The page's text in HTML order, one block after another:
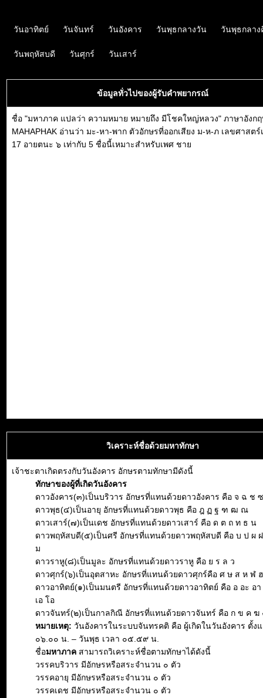
วันอาทิตย์ วันจันทร์ วันอังคาร วันพุธกลางวัน วันพุธกลา
วันพฤหัสบดี วันศุกร์ วันเสาร์
ข้อมูลทั่วไปของผู้รับคำพยากรณ์
ชื่อ "มหาภาค แปลว่า ความหมาย หมายถึง มีโชคใหญ่หลวง" ภาษาอังก
MAHAPHAK อ่านว่า มะ-หา-พาก ตัวอักษรที่ออกเสียง ม-ห-ภ เลขศาสตร์
17 อายตนะ ๖ เท่ากับ 5 ชื่อนี้เหมาะสำหรับเพศ ชาย
วิเคราะห์ชื่อด้วยมหาทักษา
เจ้าชะตาเกิดตรงกับวันอังคาร อักษรตามทักษามีดังนี้
ทักษาของผู้ที่เกิดวันอังคาร
ดาวอังคาร(๓)เป็นบริวาร อักษรที่แทนด้วยดาวอังคาร คือ จ ฉ ช
ดาวพุธ(๔)เป็นอายุ อักษรที่แทนด้วยดาวพุธ คือ ฎ ฏ ฐ ฑ ฒ ณ
ดาวเสาร์(๗)เป็นเดช อักษรที่แทนด้วยดาวเสาร์ คือ ด ต ถ ท ธ น
ดาวพฤหัสบดี(๕)เป็นศรี อักษรที่แทนด้วยดาวพฤหัสบดี คือ บ ป ผ
ม
ดาวราหู(๘)เป็นมูละ อักษรที่แทนด้วยดาวราหู คือ ย ร ล ว
ดาวศุกร์(๖)เป็นอุตสาหะ อักษรที่แทนด้วยดาวศุกร์คือ ศ ษ ส ห ฬ ฮ
ดาวอาทิตย์(๑)เป็นมนตรี อักษรที่แทนด้วยดาวอาทิตย์ คือ อ อะ อา
เอ โอ
ดาวจันทร์(๒)เป็นกาลกิณี อักษรที่แทนด้วยดาวจันทร์ คือ ก ข ค ฆ
หมายเหตุ: วันอังคารในระบบจันทรคติ คือ ผู้เกิดในวันอังคาร ตั้งแ
๐๖.๐๐ น. – วันพุธ เวลา ๐๕.๕๙ น.
ชื่อมหาภาค สามารถวิเคราะห์ชื่อตามทักษาได้ดังนี้
วรรคบริวาร มีอักษรหรือสระจำนวน ๐ ตัว
วรรคอายุ มีอักษรหรือสระจำนวน ๐ ตัว
วรรคเดช มีอักษรหรือสระจำนวน ๐ ตัว